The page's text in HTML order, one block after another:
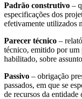
Padrão construtivo –
especificações dos
efetivamente utilizados
Parecer técnico –
técnico, emitido por um
habilitado, sobre
Passivo – obrigação
passados, em que se
de recursos da